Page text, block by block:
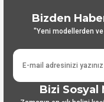
Bizden
"Yeni modellerden
Bizi Sosyal